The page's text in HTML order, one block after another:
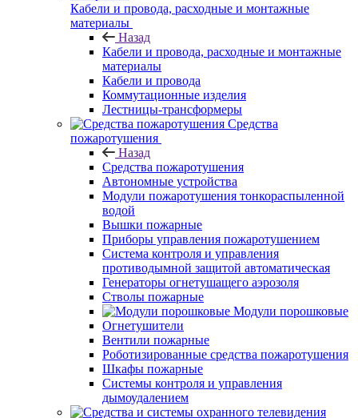
Кабели и провода, расходные и монтажные
материалы
Назад
Кабели и провода, расходные и монтажные
материалы
Кабели и провода
Коммутационные изделия
Лестницы-трансформеры
Средства
пожаротушения
Назад
Средства пожаротушения
Автономные устройства
Модули пожаротушения тонкораспыленной
водой
Вышки пожарные
Приборы управления пожаротушением
Система контроля и управления
противодымной защитой автоматическая
Генераторы огнетушащего аэрозоля
Стволы пожарные
Модули порошковые
Огнетушители
Вентили пожарные
Роботизированные средства пожаротушения
Шкафы пожарные
Системы контроля и управления
дымоудалением